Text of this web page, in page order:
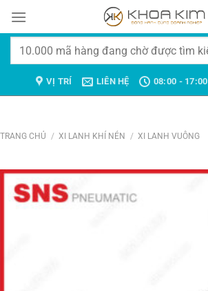
đến
Tìm
VỊ TRÍ LIÊN HỆ 08:00 - 17:00
TRANG CHỦ / XI LANH KHÍ NÉN / XI LANH VUÔNG